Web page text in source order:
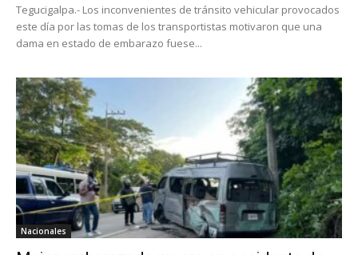
Tegucigalpa.- Los inconvenientes de tránsito vehicular provocados
este día por las tomas de los transportistas motivaron que una
dama en estado de embarazo fuese...
Nacionales